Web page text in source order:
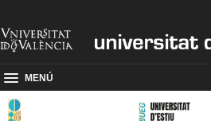
MENÚ